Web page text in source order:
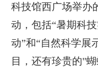
科技馆西广场举办
动，包括“暑期科
动”和“自然科学展
目，还有珍贵的"